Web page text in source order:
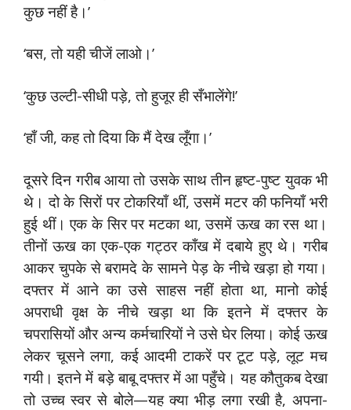
कुछ नहीं है।’
‘बस, तो यही चीजें लाओ।’
‘कुछ उल्टी-सीधी पड़े, तो हुजूर ही सँभालेंगे!’
‘हाँ जी, कह तो दिया कि मैं देख लूँगा।’
दूसरे दिन गरीब आया तो उसके साथ तीन हृष्ट-पुष्ट युवक भी
थे। दो के सिरों पर टोकरियाँ थीं, उसमें मटर की फनियाँ भरी
हुई थीं। एक के सिर पर मटका था, उसमें ऊख का रस था।
तीनों ऊख का एक-एक गट्ठर काँख में दबाये हुए थे। गरीब
आकर चुपके से बरामदे के सामने पेड़ के नीचे खड़ा हो गया।
दफ्तर में आने का उसे साहस नहीं होता था, मानो कोई
अपराधी वृक्ष के नीचे खड़ा था कि इतने में दफ्तर के
चपरासियों और अन्य कर्मचारियों ने उसे घेर लिया। कोई ऊख
लेकर चूसने लगा, कई आदमी टाकरें पर टूट पड़े, लूट मच
गयी। इतने में बड़े बाबू दफ्तर में आ पहुँचे। यह कौतुकब देखा
तो उच्च स्वर से बोले—यह क्या भीड़ लगा रखी है, अपना-